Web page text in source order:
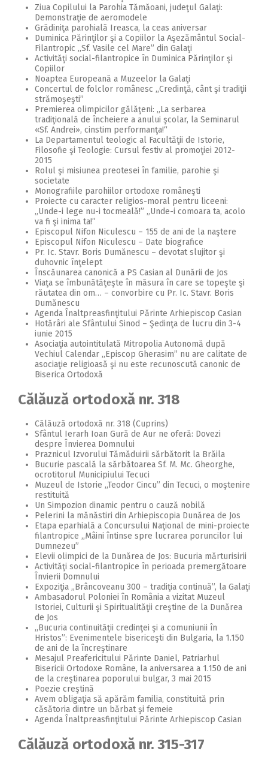
Ziua Copilului la Parohia Tămăoani, judeţul Galaţi:
Demonstraţie de aeromodele
Grădiniţa parohială Ireasca, la ceas aniversar
Duminica Părinţilor şi a Copiilor la Aşezământul Social-
Filantropic ,,Sf. Vasile cel Mare” din Galaţi
Activităţi social-filantropice în Duminica Părinţilor şi
Copiilor
Noaptea Europeană a Muzeelor la Galaţi
Concertul de folclor românesc ,,Credinţă, cânt şi tradiţii
strămoşeşti”
Premierea olimpicilor gălăţeni: „La serbarea
tradiţională de încheiere a anului şcolar, la Seminarul
«Sf. Andrei», cinstim performanţa!“
La Departamentul teologic al Facultăţii de Istorie,
Filosofie şi Teologie: Cursul festiv al promoţiei 2012-
2015
Rolul şi misiunea preotesei în familie, parohie şi
societate
Monografiile parohiilor ortodoxe româneşti
Proiecte cu caracter religios-moral pentru liceeni:
„Unde-i lege nu-i tocmeală!” „Unde-i comoara ta, acolo
va fi şi inima ta!”
Episcopul Nifon Niculescu – 155 de ani de la naştere
Episcopul Nifon Niculescu – Date biografice
Pr. Ic. Stavr. Boris Dumănescu – devotat slujitor şi
duhovnic înţelept
Înscăunarea canonică a PS Casian al Dunării de Jos
Viaţa se îmbunătăţeşte în măsura în care se topeşte şi
răutatea din om… – convorbire cu Pr. Ic. Stavr. Boris
Dumănescu
Agenda Înaltpreasfinţitului Părinte Arhiepiscop Casian
Hotărâri ale Sfântului Sinod – Şedinţa de lucru din 3-4
iunie 2015
Asociaţia autointitulată Mitropolia Autonomă după
Vechiul Calendar ,,Episcop Gherasim” nu are calitate de
asociaţie religioasă şi nu este recunoscută canonic de
Biserica Ortodoxă
Călăuză ortodoxă nr. 318
Călăuză ortodoxă nr. 318 (Cuprins)
Sfântul Ierarh Ioan Gură de Aur ne oferă: Dovezi
despre Învierea Domnului
Praznicul Izvorului Tămăduirii sărbătorit la Brăila
Bucurie pascală la sărbătoarea Sf. M. Mc. Gheorghe,
ocrotitorul Municipiului Tecuci
Muzeul de Istorie ,,Teodor Cincu” din Tecuci, o moştenire
restituită
Un Simpozion dinamic pentru o cauză nobilă
Pelerini la mănăstiri din Arhiepiscopia Dunărea de Jos
Etapa eparhială a Concursului Naţional de mini-proiecte
filantropice ,,Mâini întinse spre lucrarea poruncilor lui
Dumnezeu”
Elevii olimpici de la Dunărea de Jos: Bucuria mărturisirii
Activităţi social-filantropice în perioada premergătoare
Învierii Domnului
Expoziţia ,,Brâncoveanu 300 – tradiţia continuă”, la Galaţi
Ambasadorul Poloniei în România a vizitat Muzeul
Istoriei, Culturii şi Spiritualităţii creştine de la Dunărea
de Jos
,,Bucuria continuităţii credinţei şi a comuniunii în
Hristos”: Evenimentele bisericeşti din Bulgaria, la 1.150
de ani de la încreştinare
Mesajul Preafericitului Părinte Daniel, Patriarhul
Bisericii Ortodoxe Române, la aniversarea a 1.150 de ani
de la creştinarea poporului bulgar, 3 mai 2015
Poezie creştină
Avem obligaţia să apărăm familia, constituită prin
căsătoria dintre un bărbat şi femeie
Agenda Înaltpreasfinţitului Părinte Arhiepiscop Casian
Călăuză ortodoxă nr. 315-317